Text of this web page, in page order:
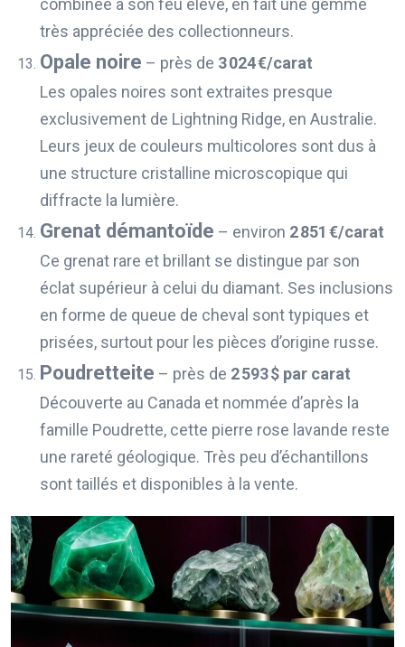
combinée à son feu élevé, en fait une gemme
très appréciée des collectionneurs.
Opale noire – près de 3 024 €/carat
Les opales noires sont extraites presque
exclusivement de Lightning Ridge, en Australie.
Leurs jeux de couleurs multicolores sont dus à
une structure cristalline microscopique qui
diffracte la lumière.
Grenat démantoïde – environ 2 851 €/carat
Ce grenat rare et brillant se distingue par son
éclat supérieur à celui du diamant. Ses inclusions
en forme de queue de cheval sont typiques et
prisées, surtout pour les pièces d’origine russe.
Poudretteite – près de 2 593 $ par carat
Découverte au Canada et nommée d’après la
famille Poudrette, cette pierre rose lavande reste
une rareté géologique. Très peu d’échantillons
sont taillés et disponibles à la vente.